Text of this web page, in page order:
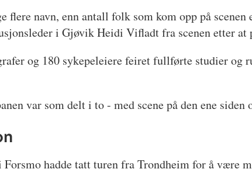
flere navn, enn antall folk som kom opp på
i Gjøvik Heidi Vifladt fra scenen etter
og 180 sykepeleiere feiret fullførte studier og
var som delt i to - med scene på den ene siden
hadde tatt turen fra Trondheim for å være